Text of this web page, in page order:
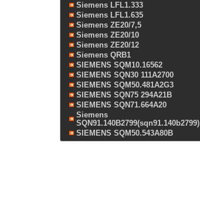
Siemens LFL1.333
Siemens LFL1.635
Siemens ZE20/7,5
Siemens ZE20/10
Siemens ZE20/12
Siemens QRB1
SIEMENS SQM10.16562
SIEMENS SQN30 111A2700
SIEMENS SQM50.481A2G3
SIEMENS SQN75 294A21B
SIEMENS SQN71.664A20
Siemens
SQN91.140B2799(sqn91.140b2799)
SIEMENS SQM50.543A80B